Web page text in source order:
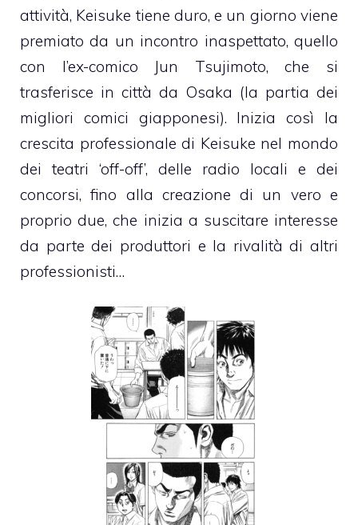
attività, Keisuke tiene duro, e un giorno viene
premiato da un incontro inaspettato, quello
con l’ex-comico Jun Tsujimoto, che si
trasferisce in città da Osaka (la partia dei
migliori comici giapponesi). Inizia così la
crescita professionale di Keisuke nel mondo
dei teatri ‘off-off’, delle radio locali e dei
concorsi, fino alla creazione di un vero e
proprio due, che inizia a suscitare interesse
da parte dei produttori e la rivalità di altri
professionisti…